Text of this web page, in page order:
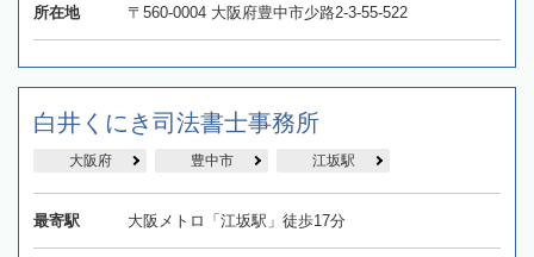
所在地 〒560-0004 大阪府豊中市少路2-3-55-522
白井くにき司法書士事務所
大阪府 豊中市 江坂駅
最寄駅 大阪メトロ「江坂駅」徒歩17分